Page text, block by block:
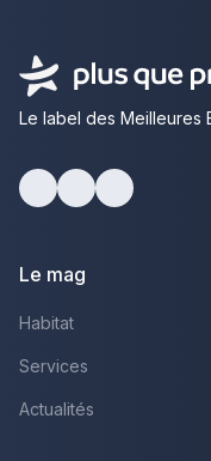
Le label des Meilleures
Le mag
Habitat
Services
Actualités